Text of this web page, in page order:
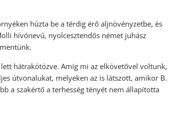
húzta be a térdig érő aljnövényzetbe, és
hívónevű, nyolcesztendős német juhász
hátrakötözve. Amíg mi az elkövetővel voltunk,
útvonalukat, melyeken az is látszott, amikor B.
a szakértő a terhesség tényét nem állapította